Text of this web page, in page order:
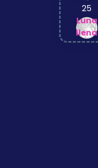
25
Luna
llena